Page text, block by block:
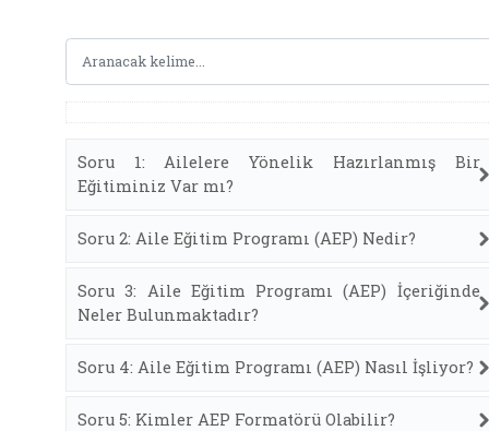
Soru 1: Ailelere Yönelik Hazırlanmış Bir
Eğitiminiz Var mı?
Soru 2: Aile Eğitim Programı (AEP) Nedir?
Soru 3: Aile Eğitim Programı (AEP) İçeriğinde
Neler Bulunmaktadır?
Soru 4: Aile Eğitim Programı (AEP) Nasıl İşliyor?
Soru 5: Kimler AEP Formatörü Olabilir?